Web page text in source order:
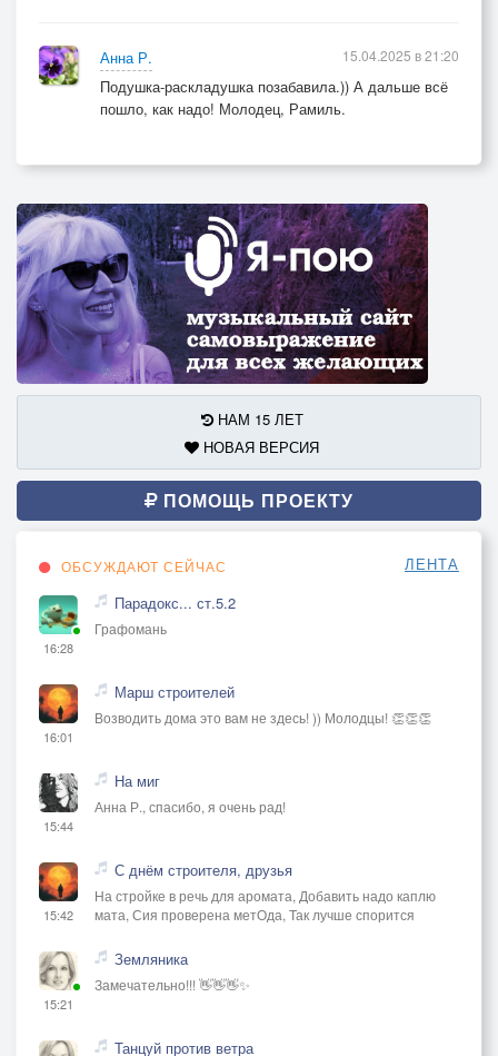
Анна Р.
Подушка-раскладушка позабавила.)) А дальше всё
пошло, как надо! Молодец, Рамиль.
15.04.2025 в 21:20
НАМ 15 ЛЕТ
НОВАЯ ВЕРСИЯ
ПОМОЩЬ ПРОЕКТУ
ОБСУЖДАЮТ СЕЙЧАС ЛЕНТА
16:28
Парадокс... ст.5.2
Графомань
16:01
Марш строителей
Возводить дома это вам не здесь! )) Молодцы! 👏👏👏
15:44
На миг
Анна Р., спасибо, я очень рад!
15:42
С днём строителя, друзья
На стройке в речь для аромата, Добавить надо каплю
мата, Сия проверена метОда, Так лучше спорится
15:21
Земляника
Замечательно!!! 👋👋👋✨
Танцуй против ветра